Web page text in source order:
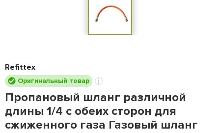
Refittex
Оригинальный товар
Пропановый шланг различной
длины 1/4 с обеих сторон для
сжиженного газа Газовый шланг